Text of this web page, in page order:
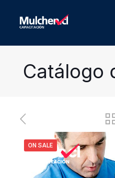
Catálogo
ON SALE